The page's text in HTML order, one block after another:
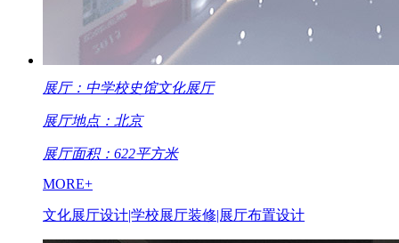
展厅：中学校史馆文化展厅
展厅地点：北京
展厅面积：622平方米
MORE+
文化展厅设计|学校展厅装修|展厅布置设计